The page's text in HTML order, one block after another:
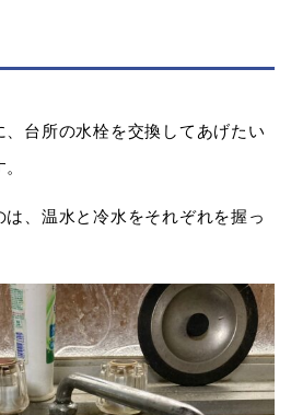
台所の水栓を交換してあげたい
、温水と冷水をそれぞれを握っ